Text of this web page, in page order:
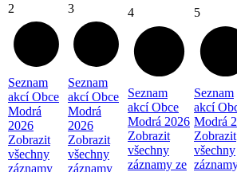
2
Seznam
akcí Obce
Modrá
2026
Zobrazit
všechny
záznamy
3
Seznam
akcí Obce
Modrá
2026
Zobrazit
všechny
záznamy
4
Seznam
akcí Obce
Modrá 2026
Zobrazit
všechny
záznamy ze
5
Seznam
akcí
Modrá
Zobrazit
všechny